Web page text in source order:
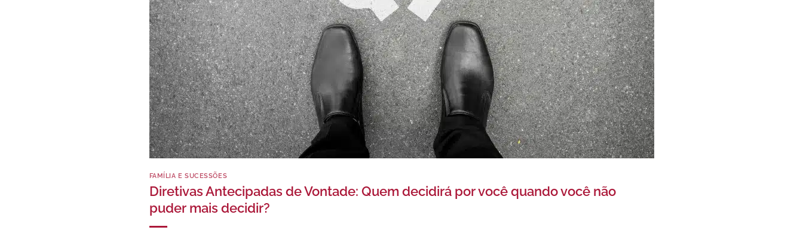
FAMÍLIA E SUCESSÕES
Diretivas Antecipadas de Vontade: Quem decidirá por você quando você não
puder mais decidir?